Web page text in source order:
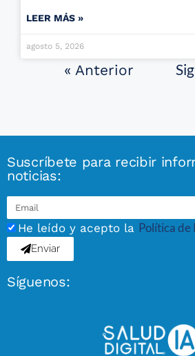
LEER MÁS »
agosto 5, 2026
« Anterior
Suscríbete para recibir
noticias:
He leído y acepto la Política de
Enviar
Síguenos: